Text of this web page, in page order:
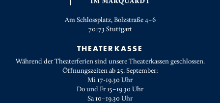
Am Schlossplatz, Bolzstraße 4–6
70173 Stuttgart
THEATERKASSE
Während der Theaterferien sind unsere Theaterkassen geschlossen.
Öffnungszeiten ab 25. September:
Mi 17-19.30 Uhr
Do und Fr 15–19.30 Uhr
Sa 10–19.30 Uhr